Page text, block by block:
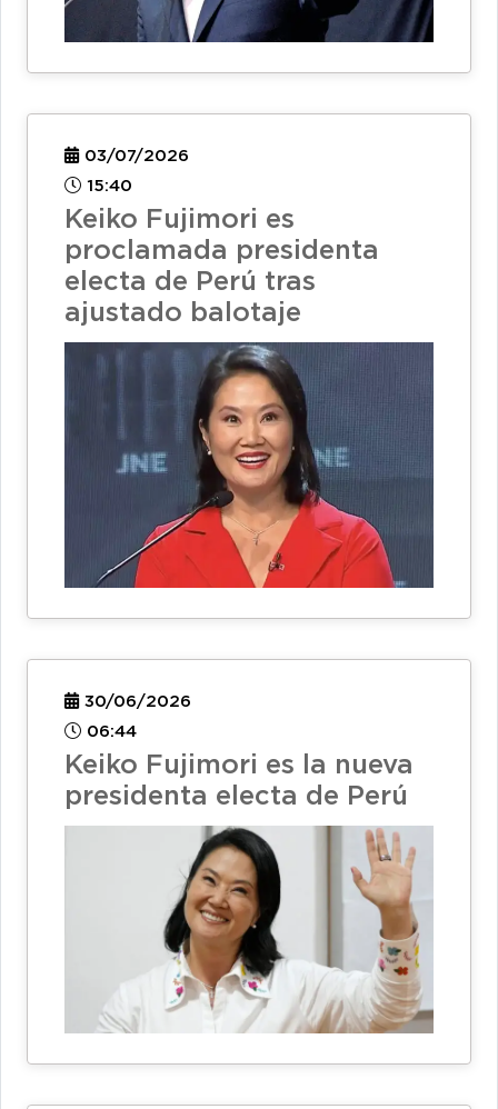
03/07/2026
15:40
Keiko Fujimori es
proclamada presidenta
electa de Perú tras
ajustado balotaje
30/06/2026
06:44
Keiko Fujimori es la nueva
presidenta electa de Perú